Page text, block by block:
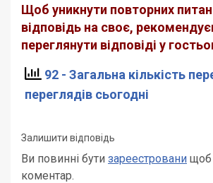
Щоб уникнути повторних
відповідь на своє,
переглянути відповіді у
92 - Загальна кількість
переглядів сьогодні
Залишити відповідь
Ви повинні бути зареестровани щоб
коментар.